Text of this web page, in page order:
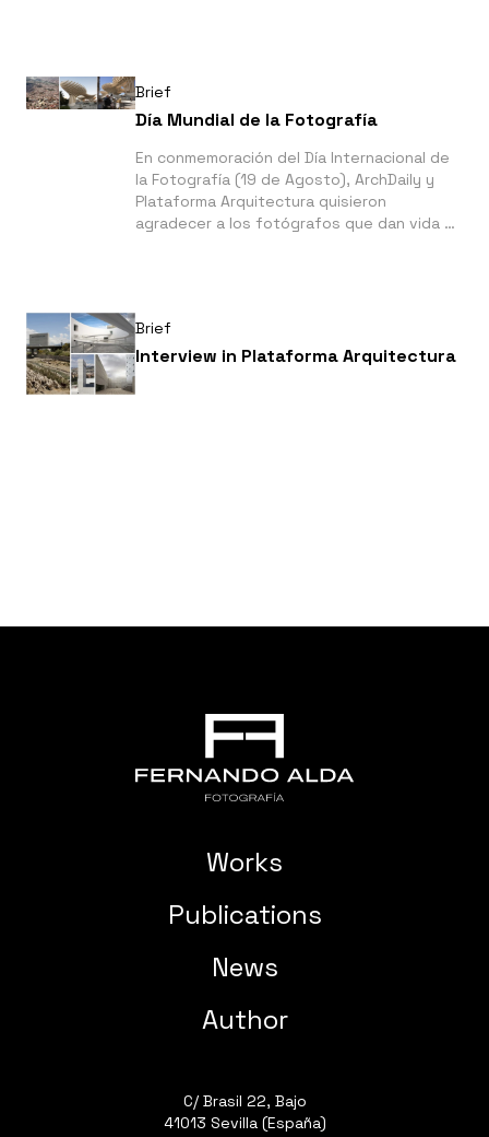
Brief
Día Mundial de la Fotografía
En conmemoración del Día Internacional de
la Fotografía (19 de Agosto), ArchDaily y
Plataforma Arquitectura quisieron
agradecer a los fotógrafos que dan vida a
Brief
Interview in Plataforma Arquitectura
Works
Publications
News
Author
C/ Brasil 22, Bajo
41013 Sevilla (España)